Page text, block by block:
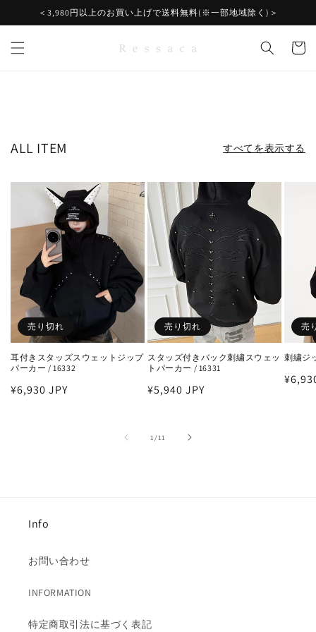
ンツに
進む
＜3,980円以上のお買い上げで送料無料(※一部地域除く)＞
カ
ー
ALL ITEM すべてを表示する
売り切れ
耳付きスタッズスウェットジップ
パーカー / 16332
通
¥6,930 JPY
売り切れ
スタッズ付きバック刺繍スウェッ
トパーカー / 16331
通
格
¥5,940 JPY
売
刺繍ジ
通
1 /
の11
Info
お問い合わせ
INFORMATION
特定商取引法に基づく表記